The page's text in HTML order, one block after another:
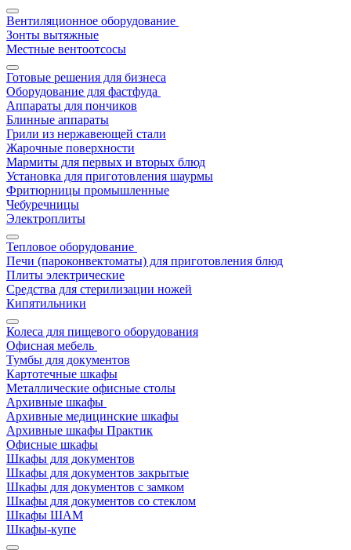
Вентиляционное оборудование
Зонты вытяжные
Местные вентоотсосы
Готовые решения для бизнеса
Оборудование для фастфуда
Аппараты для пончиков
Блинные аппараты
Грили из нержавеющей стали
Жарочные поверхности
Мармиты для первых и вторых блюд
Установка для приготовления шаурмы
Фритюрницы промышленные
Чебуречницы
Электроплиты
Тепловое оборудование
Печи (пароконвектоматы) для приготовления блюд
Плиты электрические
Средства для стерилизации ножей
Кипятильники
Колеса для пищевого оборудования
Офисная мебель
Тумбы для документов
Картотечные шкафы
Металлические офисные столы
Архивные шкафы
Архивные медицинские шкафы
Архивные шкафы Практик
Офисные шкафы
Шкафы для документов
Шкафы для документов закрытые
Шкафы для документов с замком
Шкафы для документов со стеклом
Шкафы ШАМ
Шкафы-купе